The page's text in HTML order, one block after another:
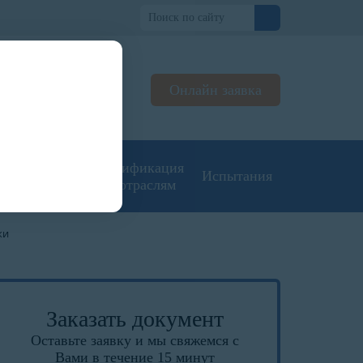
Онлайн заявка
Сертификация
по отраслям
Испытания
Заказать документ
Оставьте заявку и мы свяжемся с
Вами в течение 15 минут